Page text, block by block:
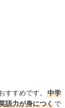
すめです。
中学
語力が身につくで